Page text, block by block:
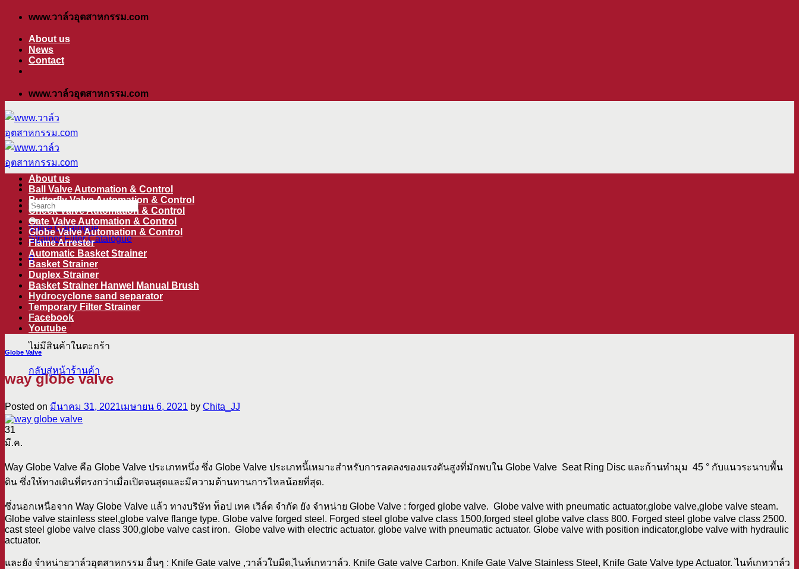
ข้าม
เนื้อหา
www.วาล์วอุตสาหกรรม.com
About us
News
Contact
www.วาล์วอุตสาหกรรม.com
ค้นหา:
Valve Catalogue
Strainer Filter Catalogue
0
ตะกร้าสินค้า
ไม่มีสินค้าในตะกร้า
กลับสู่หน้าร้านค้า
About us
Ball Valve Automation & Control
Butterfly Valve Automation & Control
Check Valve Automation & Control
Gate Valve Automation & Control
Globe Valve Automation & Control
Flame Arrester
Automatic Basket Strainer
Basket Strainer
Duplex Strainer
Basket Strainer Hanwel Manual Brush
Hydrocyclone sand separator
Temporary Filter Strainer
Facebook
Youtube
Globe Valve
way globe valve
Posted on มีนาคม 31, 2021เมษายน 6, 2021 by Chita_JJ
31
มี.ค.
Way Globe Valve คือ Globe Valve ประเภทหนึ่ง ซึ่ง Globe Valve ประเภทนี้เหมาะสำหรับการลดลงของแรงดันสูงที่มักพบใน Globe Valve Seat Ring Disc และก้านทำมุม 45 ° กับแนวระนาบพื้น
ดิน ซึ่งให้ทางเดินที่ตรงกว่าเมื่อเปิดจนสุดและมีความต้านทานการไหลน้อยที่สุด.
ซึ่งนอกเหนือจาก Way Globe Valve แล้ว ทางบริษัท ท็อป เทค เวิล์ด จำกัด ยัง จำหน่าย Globe Valve : forged globe valve. Globe valve with pneumatic actuator,globe valve,globe valve steam.
Globe valve stainless steel,globe valve flange type. Globe valve forged steel. Forged steel globe valve class 1500,forged steel globe valve class 800. Forged steel globe valve class 2500.
cast steel globe valve class 300,globe valve cast iron. Globe valve with electric actuator. globe valve with pneumatic actuator. Globe valve with position indicator,globe valve with hydraulic
actuator.
และยัง จำหน่ายวาล์วอุตสาหกรรม อื่นๆ : Knife Gate valve ,วาล์วใบมีด,ไนท์เกทวาล์ว. Knife Gate valve Carbon. Knife Gate Valve Stainless Steel, Knife Gate Valve type Actuator. ไนท์เกทวาล์ว